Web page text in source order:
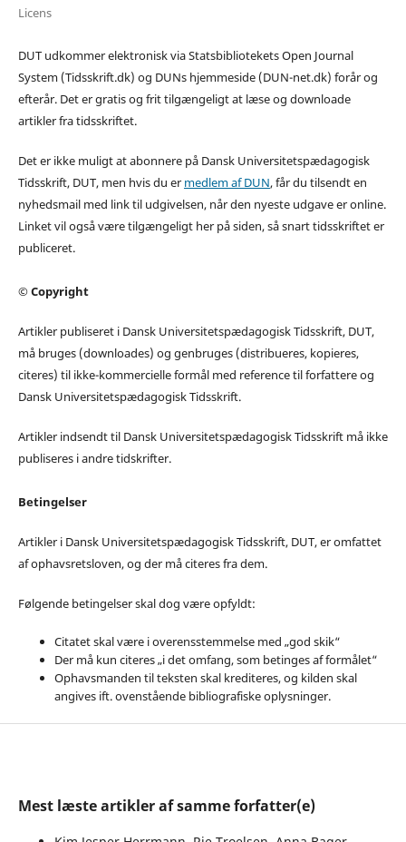
Licens
DUT udkommer elektronisk via Statsbibliotekets Open Journal
System (Tidsskrift.dk) og DUNs hjemmeside (DUN-net.dk) forår og
efterår. Det er gratis og frit tilgængeligt at læse og downloade
artikler fra tidsskriftet.
Det er ikke muligt at abonnere på Dansk Universitetspædagogisk
Tidsskrift, DUT, men hvis du er medlem af DUN, får du tilsendt en
nyhedsmail med link til udgivelsen, når den nyeste udgave er online.
Linket vil også være tilgængeligt her på siden, så snart tidsskriftet er
publiceret.
© Copyright
Artikler publiseret i Dansk Universitetspædagogisk Tidsskrift, DUT,
må bruges (downloades) og genbruges (distribueres, kopieres,
citeres) til ikke-kommercielle formål med reference til forfattere og
Dansk Universitetspædagogisk Tidsskrift.
Artikler indsendt til Dansk Universitetspædagogisk Tidsskrift må ikke
publiseres i andre tidskrifter.
Betingelser
Artikler i Dansk Universitetspædagogisk Tidsskrift, DUT, er omfattet
af ophavsretsloven, og der må citeres fra dem.
Følgende betingelser skal dog være opfyldt:
Citatet skal være i overensstemmelse med „god skik“
Der må kun citeres „i det omfang, som betinges af formålet“
Ophavsmanden til teksten skal krediteres, og kilden skal
angives ift. ovenstående bibliografiske oplysninger.
Mest læste artikler af samme forfatter(e)